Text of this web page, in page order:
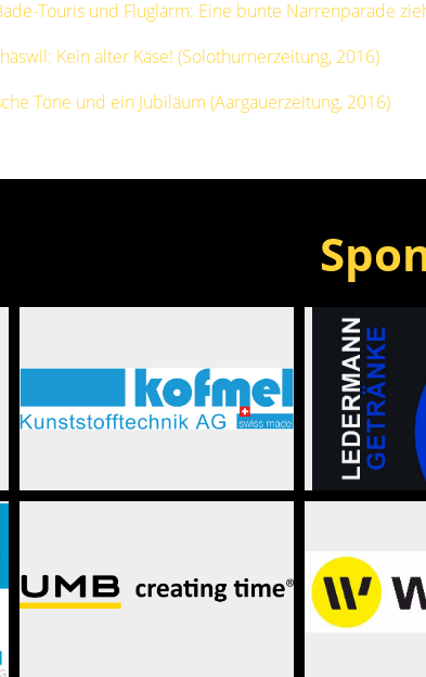
Touris und Fluglärm: Eine bunte Narrenparade
Kein alter Käse! (Solothurnerzeitung, 2016)
Töne und ein Jubiläum (Aargauerzeitung, 2016)